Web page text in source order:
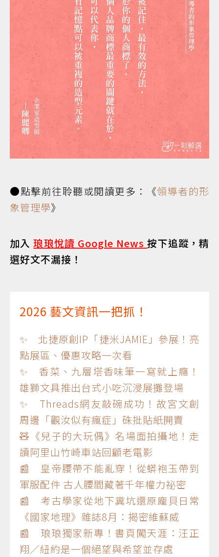
●點擊前往聆聽或閱讀更多：《領導者的形
象管理學》
加入琅琅悅讀 Google News按下追蹤，精
選好文不漏接！
2026 藝文資訊一把抓！
✨ 北捷原創IP「捷米JAMIE」參展！亮
點展區、優惠攻略一次看
✨ 香菜、九層塔香味筆一寫就上癮！
雄獅文具推出台式小吃沉浸展攤登場
✨ Threads網友敲碗成功！故宮文創
周邊「觀汝似有瘋症」硃批貼紙開賣
🧸《兒子的大玩偶》名場面拍攝地！走
讀阿里山竹崎車站回顧老電影
📰 皇帝腰帶不能亂穿！從蟒袍玉帶到
軍服配件 古人腰間藏著千年權力祕密
📰 考古學家從地下糞坑還原龐貝日常
《國家地理》雜誌8月：揭密維蘇威
📰 琅琅獨家新專！書頁闖天涯：汪正
翔／紐約是一個絕望與希望並存處